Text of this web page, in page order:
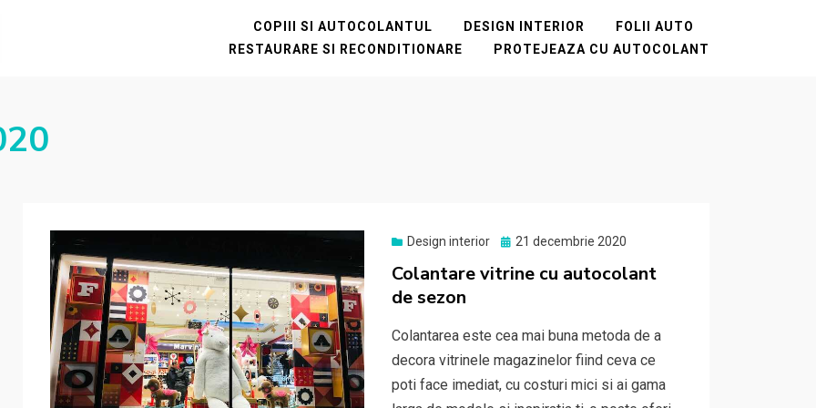
COPIII SI AUTOCOLANTUL DESIGN INTERIOR
FOLII AUTO
RESTAURARE SI RECONDITIONARE
PROTEJEAZA CU AUTOCOLANT
Design interior
Posted
21 decembrie 2020
Colantare vitrine cu autocolant
de sezon
Colantarea este cea mai buna metoda de a
decora vitrinele magazinelor fiind ceva ce
poti face imediat, cu costuri mici si ai gama